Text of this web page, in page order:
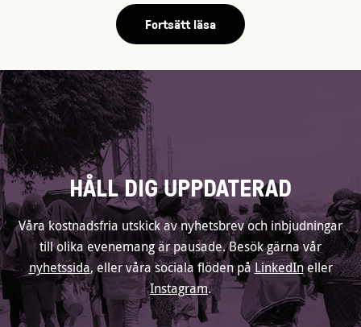
Fortsätt läsa
HÅLL DIG UPPDATERAD
Våra kostnadsfria utskick av nyhetsbrev och inbjudningar
till olika evenemang är pausade. Besök gärna vår
nyhetssida, eller våra sociala flöden påLinkedIneller
Instagram.